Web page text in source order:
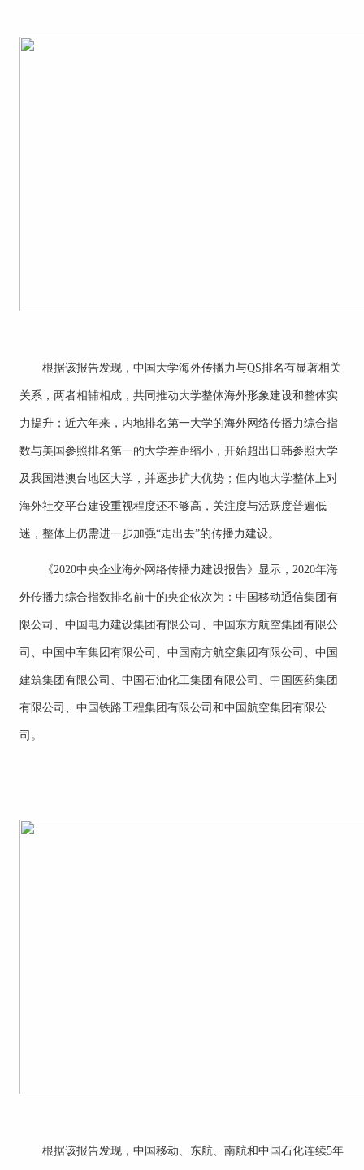
根据该报告发现，中国大学海外传播力与QS排名有显著相关
关系，两者相辅相成，共同推动大学整体海外形象建设和整体实
力提升；近六年来，内地排名第一大学的海外网络传播力综合指
数与美国参照排名第一的大学差距缩小，开始超出日韩参照大学
及我国港澳台地区大学，并逐步扩大优势；但内地大学整体上对
海外社交平台建设重视程度还不够高，关注度与活跃度普遍低
迷，整体上仍需进一步加强“走出去”的传播力建设。
《2020中央企业海外网络传播力建设报告》显示，2020年海
外传播力综合指数排名前十的央企依次为：中国移动通信集团有
限公司、中国电力建设集团有限公司、中国东方航空集团有限公
司、中国中车集团有限公司、中国南方航空集团有限公司、中国
建筑集团有限公司、中国石油化工集团有限公司、中国医药集团
有限公司、中国铁路工程集团有限公司和中国航空集团有限公
司。
根据该报告发现，中国移动、东航、南航和中国石化连续5年